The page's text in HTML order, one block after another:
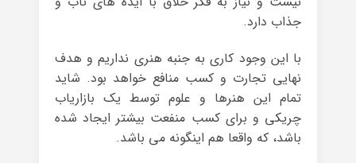
جذاب دارد.
با این وجود کاری به جنبه هنری نداریم و هدف
نهایی تجارت و کسب منافع خواهد بود. شاید
تمام این هنرها و علوم توسط یک بازاریاب
چریکی و برای کسب منفعت بیشتر ایجاد شده
باشد، که واقعا هم اینگونه می باشد.